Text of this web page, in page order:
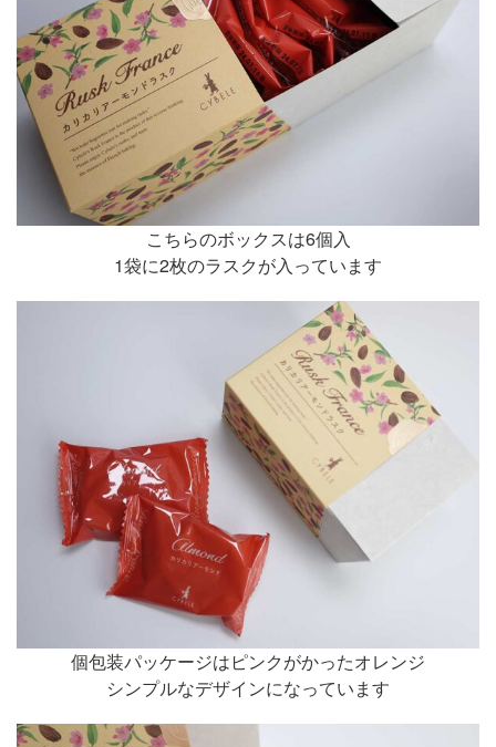
こちらのボックスは6個入
1袋に2枚のラスクが入っています
個包装パッケージはピンクがかったオレンジ
シンプルなデザインになっています